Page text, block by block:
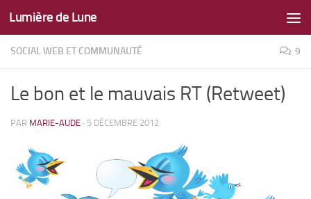
Skip to content
Lumière de Lune
SOCIAL WEB ET COMMUNAUTÉ 9
Le bon et le mauvais RT (Retweet)
PAR MARIE-AUDE · 5 DÉCEMBRE 2012